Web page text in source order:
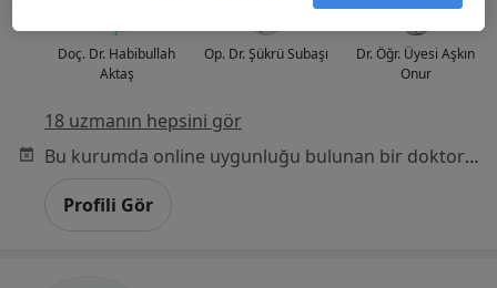
Doç. Dr. Habibullah
Aktaş
Op. Dr. Şükrü Subaşı
Dr. Öğr. Üyesi Aşkın
Onur
18 uzmanın hepsini gör
Bu kurumda online uygunluğu bulunan bir doktor veya uzman bulunamadı
Profili Gör